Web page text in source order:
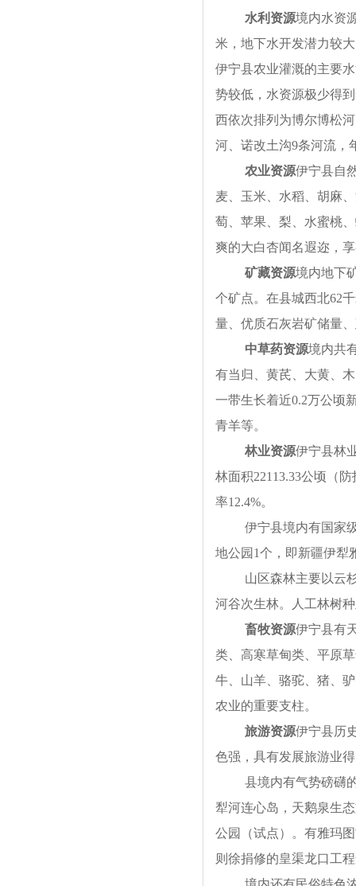
水利资源境内水资
米，地下水开发潜力较
伊宁县农业灌溉的主要
势较低，水资源极少得
西依次排列为博尔博松
河、诺改土沟9条河流，
农业资源伊宁县自
麦、玉米、水稻、胡麻
萄、苹果、梨、水蜜桃
爽的大白杏闻名遐迩，
矿藏资源境内地下
个矿点。在县城西北62
量、优质石灰岩矿储量
中草药资源境内共
有当归、黄芪、大黄、
一带生长着近0.2万公顷
青羊等。
林业资源伊宁县林
林面积22113.33公顷（
率12.4%。
伊宁县境内有国家
地公园1个，即新疆伊犁
山区森林主要以云
河谷次生林。人工林树
畜牧资源伊宁县有
类、高寒草甸类、平原
牛、山羊、骆驼、猪、
农业的重要支柱。
旅游资源伊宁县历
色强，具有发展旅游业
县境内有气势磅礴
犁河连心岛，天鹅泉生
公园（试点）。有雅玛
则徐捐修的皇渠龙口工